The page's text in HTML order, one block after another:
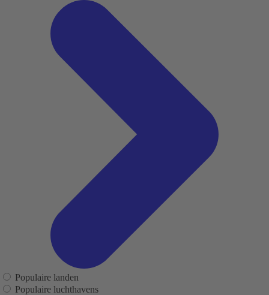
Populaire landen
Populaire luchthavens